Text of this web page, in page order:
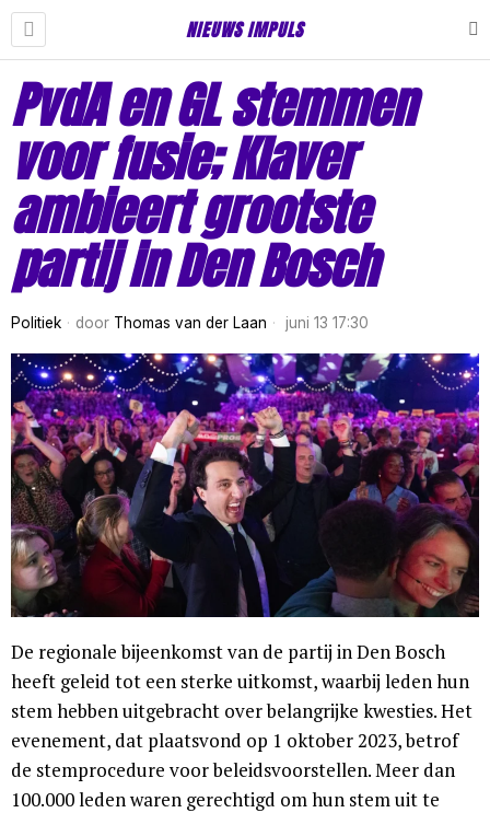
NIEUWS IMPULS
PvdA en GL stemmen
voor fusie; Klaver
ambieert grootste
partij in Den Bosch
Politiek door Thomas van der Laan juni 13 17:30
De regionale bijeenkomst van de partij in Den Bosch
heeft geleid tot een sterke uitkomst, waarbij leden hun
stem hebben uitgebracht over belangrijke kwesties. Het
evenement, dat plaatsvond op 1 oktober 2023, betrof
de stemprocedure voor beleidsvoorstellen. Meer dan
100.000 leden waren gerechtigd om hun stem uit te